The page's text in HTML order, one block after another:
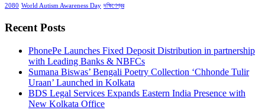
2080 World Autism Awareness Day দক্ষিণেশ্বর
Recent Posts
PhonePe Launches Fixed Deposit Distribution in partnership
with Leading Banks & NBFCs
Sumana Biswas’ Bengali Poetry Collection ‘Chhonde Tulir
Uraan’ Launched in Kolkata
BDS Legal Services Expands Eastern India Presence with
New Kolkata Office